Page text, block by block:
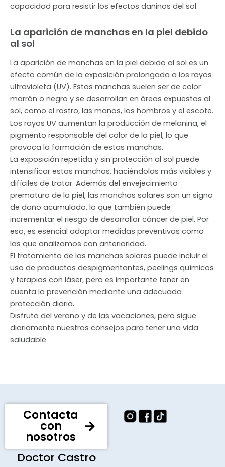
capacidad para resistir los efectos dañinos del sol.
La aparición de manchas en la piel debido
al sol
La aparición de manchas en la piel debido al sol es un
efecto común de la exposición prolongada a los rayos
ultravioleta (UV). Estas manchas suelen ser de color
marrón o negro y se desarrollan en áreas expuestas al
sol, como el rostro, las manos, los hombros y el escote.
Los rayos UV aumentan la producción de melanina, el
pigmento responsable del color de la piel, lo que
provoca la formación de estas manchas.
La exposición repetida y sin protección al sol puede
intensificar estas manchas, haciéndolas más visibles y
difíciles de tratar. Además del envejecimiento
prematuro de la piel, las manchas solares son un signo
de daño acumulado, lo que también puede
incrementar el riesgo de desarrollar cáncer de piel. Por
eso, es esencial adoptar medidas preventivas como
las que analizamos con anterioridad.
El tratamiento de las manchas solares puede incluir el
uso de productos despigmentantes, peelings químicos
y terapias con láser, pero es importante tener en
cuenta la prevención mediante una adecuada
protección diaria.
Disfruta del verano y de las vacaciones, pero sigue
diariamente nuestros consejos para tener una vida
saludable.
Contacta
con
nosotros
Doctor Castro